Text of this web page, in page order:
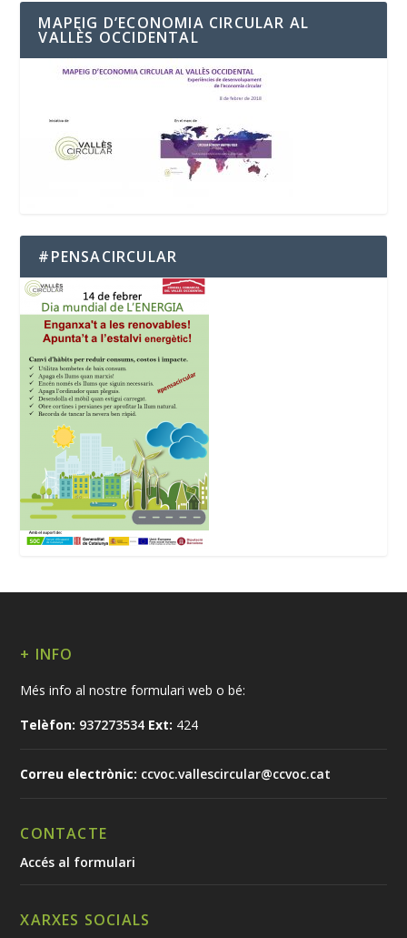
MAPEIG D’ECONOMIA CIRCULAR AL
VALLÈS OCCIDENTAL
#PENSACIRCULAR
+ INFO
Més info al nostre formulari web o bé:
Telèfon: 937273534 Ext: 424
Correu electrònic: ccvoc.vallescircular@ccvoc.cat
CONTACTE
Accés al formulari
XARXES SOCIALS